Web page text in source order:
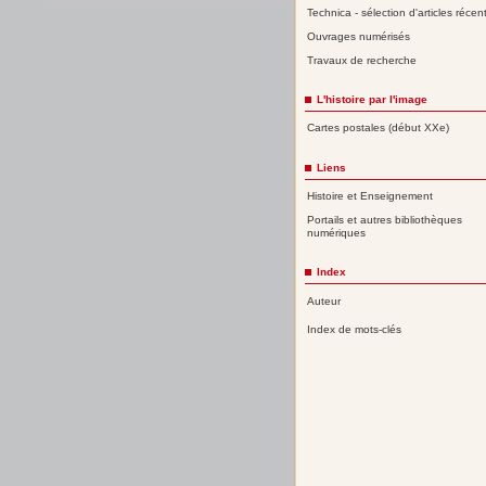
Technica - sélection d'articles
Ouvrages numérisés
Travaux de recherche
L'histoire par l'image
Cartes postales (début XXe)
Liens
Histoire et Enseignement
Portails et autres bibliothèques
numériques
Index
Auteur
Index de mots-clés